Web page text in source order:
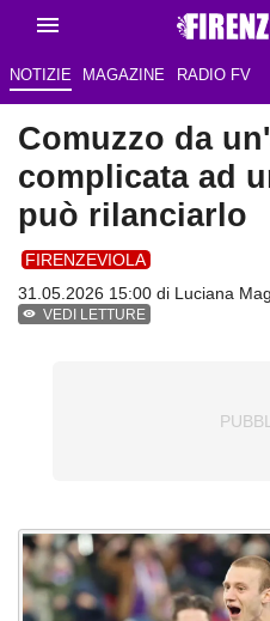
NOTIZIE MAGAZINE RADIO FV
Comuzzo da
complicata ad
può rilanciarlo
FIRENZEVIOLA
31.05.2026 15:00 di Luciana
VEDI LETTURE